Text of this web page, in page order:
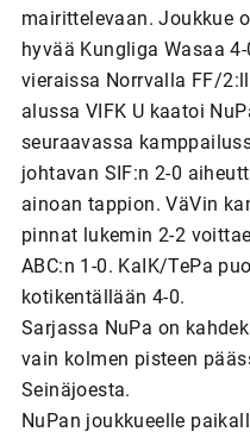
mairittelevaan. Joukkue
hyvää Kungliga Wasaa
vieraissa Norrvalla FF/
alussa VIFK U kaatoi
seuraavassa
johtavan SIF:n 2-0
ainoan tappion. VäVin
pinnat lukemin 2-2
ABC:n 1-0. KaIK/TePa
kotikentällään 4-0.
Sarjassa NuPa on
vain kolmen pisteen
Seinäjoesta.
NuPan joukkueelle